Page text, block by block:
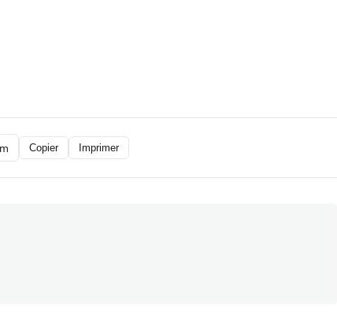
Copier Imprimer